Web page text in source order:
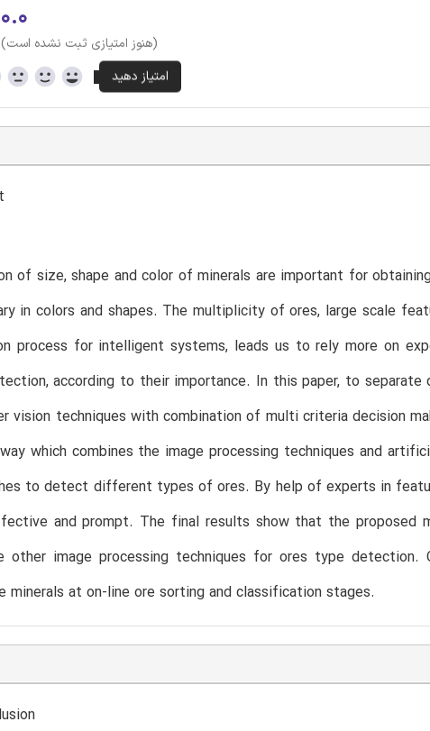
۰.۰
(هنوز امتیازی ثبت نشده است)
of size, shape and color of minerals are important for
in colors and shapes. The multiplicity of ores, large scale
process for intelligent systems, leads us to rely more on
according to their importance. In this paper, to separate
vision techniques with combination of multi criteria decision
which combines the image processing techniques and
to detect different types of ores. By help of experts in
and prompt. The final results show that the proposed
other image processing techniques for ores type
minerals at on-line ore sorting and classification stages.